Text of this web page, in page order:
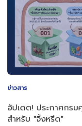
ข่าวสาร
อัปเดต! ประกาศกร
สำหรับ "จิ้งหรีด"